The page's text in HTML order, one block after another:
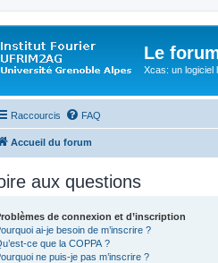
Le
Xcas: un logiciel
Raccourcis FAQ
Accueil du forum
aux questions
de connexion et d’inscription
ai-je besoin de m’inscrire ?
ce que la COPPA ?
ne puis-je pas m’inscrire ?